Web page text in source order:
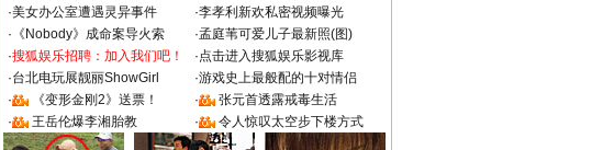
·美女办公室遭遇灵异事件 ·李孝利新欢私密视频曝光
· 《Nobody》成命案导火索 ·孟庭苇可爱儿子最新照(图)
·搜狐娱乐招聘：加入我们吧！ ·点击进入搜狐娱乐影视库
·台北电玩展靓丽ShowGirl ·游戏史上最般配的十对情侣
·
《变形金刚2》送票！ ·
张元首透露戒毒生活
·
王岳伦爆李湘胎教 · 令人惊叹太空步下楼方式